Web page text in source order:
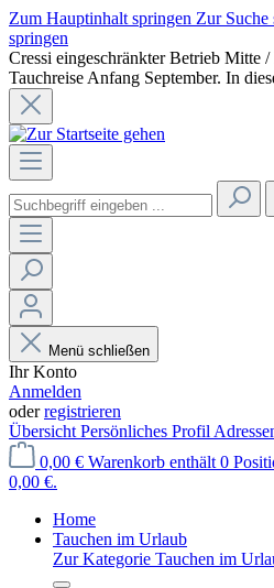
Zum Hauptinhalt springen Zur Suche
springen
Cressi eingeschränkter Betrieb Mitte
Tauchreise Anfang September. In
Menü schließen
Ihr Konto
Anmelden
oderregistrieren
Übersicht Persönliches Profil
0,00 € Warenkorb enthält 0
0,00 €.
Home
Tauchen im Urlaub
Zur Kategorie Tauchen im